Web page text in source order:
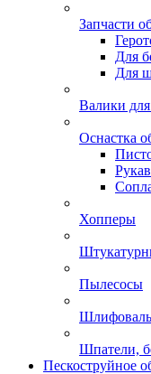
Запчасти
Для
Для
Валики
Оснастка
Хопперы
Пылесосы
Шпатели,
Пескоструйное